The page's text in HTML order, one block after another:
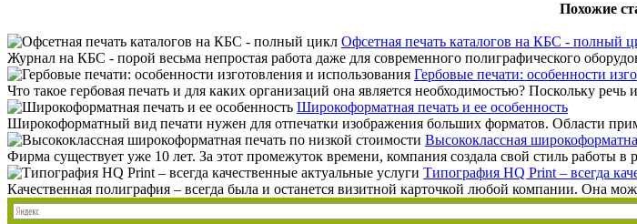
Похожие
Офсетная печать каталогов на КБС - полный
Журнал на КБС - порой весьма непростая работа даже для современного полиграфического
Гербовые печати: особенности
Что такое гербовая печать и для каких организаций она является необходимостью? Поскольку
Широкоформатная печать и ее особенность
Широкоформатный вид печати нужен для отпечатки изображения больших форматов. Области
Высококлассная
Фирма существует уже 10 лет. За этот промежуток времени, компания создала свой стиль работы
Типография HQ Print – всегда
Качественная полиграфия – всегда была и останется визитной карточкой любой компании. Она